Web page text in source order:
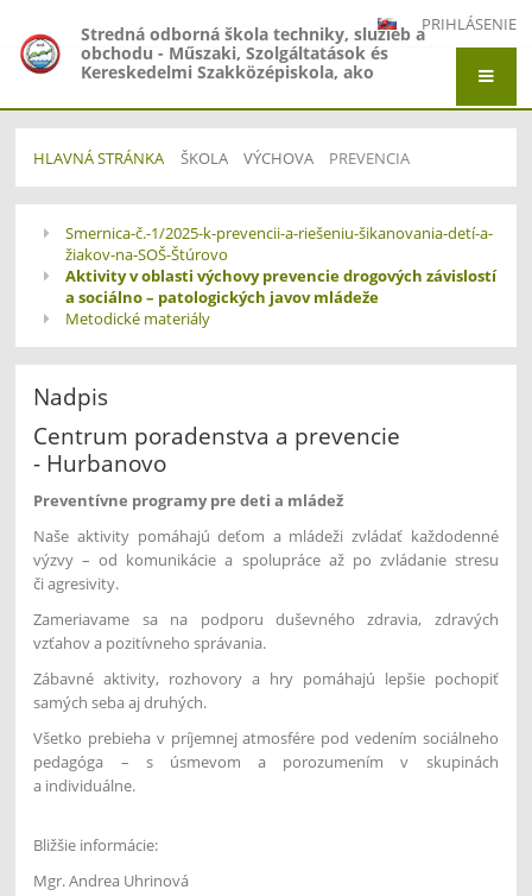
PRIHLÁSENIE
Stredná odborná škola techniky, služieb a
obchodu - Műszaki, Szolgáltatások és
Kereskedelmi Szakközépiskola, ako
Gimnázium, Gymnázium Jána Amosa
Komenského - Comenius Gimnázium a
Stredná odborná škola techniky, služieb a
obchodu - Műszaki, Szolgáltatások és
Kereskedelmi Szakközépiskola, Adyho 7,
Štúrovo
HLAVNÁ STRÁNKA ŠKOLA VÝCHOVA PREVENCIA
Prevencia
Smernica-č.-1/2025-k-prevencii-a-riešeniu-šikanovania-detí-a-
žiakov-na-SOŠ-Štúrovo
Aktivity v oblasti výchovy prevencie drogových závislostí
a sociálno – patologických javov mládeže
Metodické materiály
Nadpis
Centrum poradenstva a prevencie
- Hurbanovo
Preventívne programy pre deti a mládež
Naše aktivity pomáhajú deťom a mládeži zvládať každodenné
výzvy – od komunikácie a spolupráce až po zvládanie stresu
či agresivity.
Zameriavame sa na podporu duševného zdravia, zdravých
vzťahov a pozitívneho správania.
Zábavné aktivity, rozhovory a hry pomáhajú lepšie pochopiť
samých seba aj druhých.
Všetko prebieha v príjemnej atmosfére pod vedením sociálneho
pedagóga – s úsmevom a porozumením v skupinách
a individuálne.
Bližšie informácie:
Mgr. Andrea Uhrinová